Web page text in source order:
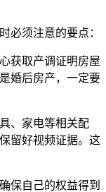
必须注意的要点：
获取产调证明房屋
婚后房产，一定要
、家电等相关配
留好视频证据。这
保自己的权益得到